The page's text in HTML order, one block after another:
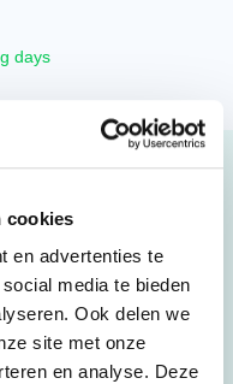
cookies
en advertenties te
media te bieden
Ook delen we
site met onze
en analyse. Deze
days